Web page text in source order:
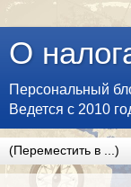
О
Персональный
Ведется с 2010